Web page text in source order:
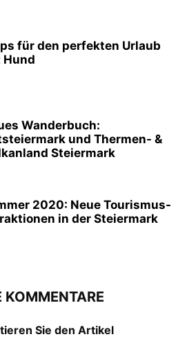
für den perfekten Urlaub
Hund
Wanderbuch:
und Thermen- &
Steiermark
2020: Neue Tourismus-
in der Steiermark
KOMMENTARE
Sie den Artikel